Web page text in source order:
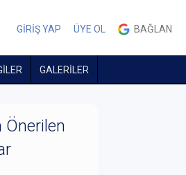
GİRİŞ YAP ÜYE OL BAĞLAN
GALERİLER
Önerilen